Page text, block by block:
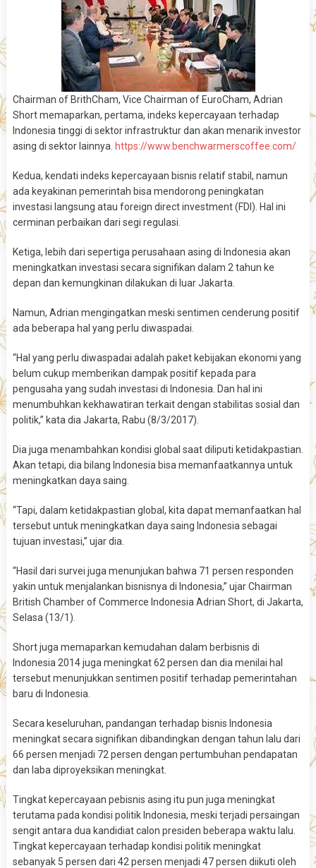
Chairman of BrithCham, Vice Chairman of EuroCham, Adrian
Short memaparkan, pertama, indeks kepercayaan terhadap
Indonesia tinggi di sektor infrastruktur dan akan menarik investor
asing di sektor lainnya. https://www.benchwarmerscoffee.com/
Kedua, kendati indeks kepercayaan bisnis relatif stabil, namun
ada keyakinan pemerintah bisa mendorong peningkatan
investasi langsung atau foreign direct investment (FDI). Hal ini
cerminan perbaikan dari segi regulasi.
Ketiga, lebih dari sepertiga perusahaan asing di Indonesia akan
meningkatkan investasi secara signifikan dalam 2 tahun ke
depan dan kemungkinan dilakukan di luar Jakarta.
Namun, Adrian mengingatkan meski sentimen cenderung positif
ada beberapa hal yang perlu diwaspadai.
“Hal yang perlu diwaspadai adalah paket kebijakan ekonomi yang
belum cukup memberikan dampak positif kepada para
pengusaha yang sudah investasi di Indonesia. Dan hal ini
menumbuhkan kekhawatiran terkait dengan stabilitas sosial dan
politik,” kata dia Jakarta, Rabu (8/3/2017).
Dia juga menambahkan kondisi global saat diliputi ketidakpastian.
Akan tetapi, dia bilang Indonesia bisa memanfaatkannya untuk
meningkatkan daya saing.
“Tapi, dalam ketidakpastian global, kita dapat memanfaatkan hal
tersebut untuk meningkatkan daya saing Indonesia sebagai
tujuan investasi,” ujar dia.
“Hasil dari survei juga menunjukan bahwa 71 persen responden
yakin untuk menjalankan bisnisnya di Indonesia,” ujar Chairman
British Chamber of Commerce Indonesia Adrian Short, di Jakarta,
Selasa (13/1).
Short juga memaparkan kemudahan dalam berbisnis di
Indonesia 2014 juga meningkat 62 persen dan dia menilai hal
tersebut menunjukkan sentimen positif terhadap pemerintahan
baru di Indonesia.
Secara keseluruhan, pandangan terhadap bisnis Indonesia
meningkat secara signifikan dibandingkan dengan tahun lalu dari
66 persen menjadi 72 persen dengan pertumbuhan pendapatan
dan laba diproyeksikan meningkat.
Tingkat kepercayaan pebisnis asing itu pun juga meningkat
terutama pada kondisi politik Indonesia, meski terjadi persaingan
sengit antara dua kandidiat calon presiden beberapa waktu lalu.
Tingkat kepercayaan terhadap kondisi politik meningkat
sebanyak 5 persen dari 42 persen menjadi 47 persen diikuti oleh